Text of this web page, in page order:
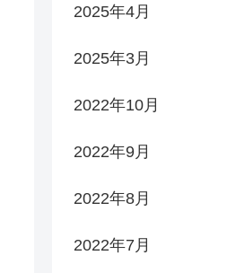
2025年4月
2025年3月
2022年10月
2022年9月
2022年8月
2022年7月